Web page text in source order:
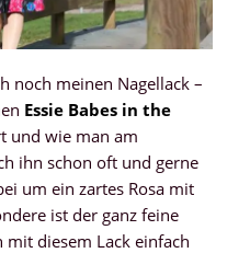
noch meinen Nagellack –
Essie Babes in the
und wie man am
ihn schon oft und gerne
um ein zartes Rosa mit
ist der ganz feine
mit diesem Lack einfach